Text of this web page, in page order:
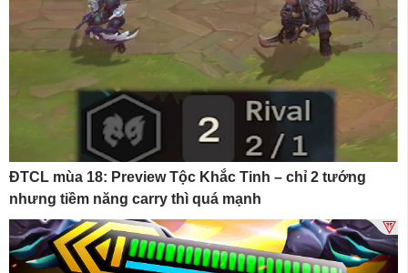
ĐTCL mùa 18: Preview Tộc Khắc Tinh – chỉ 2 tướng
nhưng tiềm năng carry thì quá mạnh